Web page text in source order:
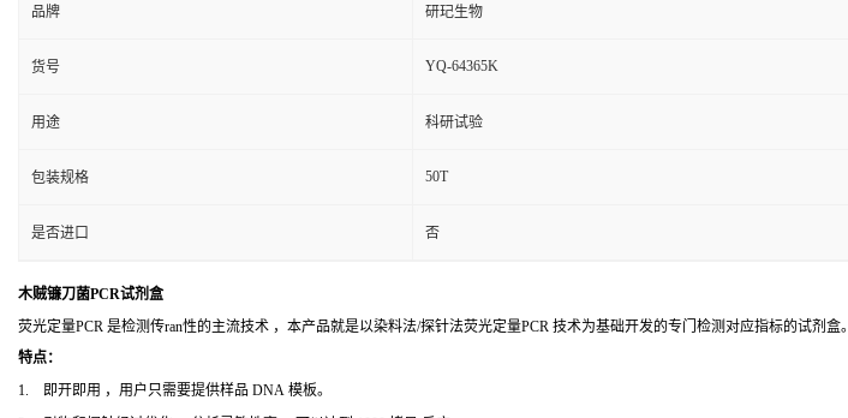
品牌 研玘生物
货号 YQ-64365K
用途 科研试验
包装规格 50T
是否进口 否
木贼镰刀菌PCR试剂盒
荧光定量PCR 是检测传ran性的主流技术 ，本产品就是以染料法/探针法荧光定量PCR 技术为基础开发的专门检测对应指标的试剂盒。
特点：
1. 即开即用 ，用户只需要提供样品 DNA 模板。